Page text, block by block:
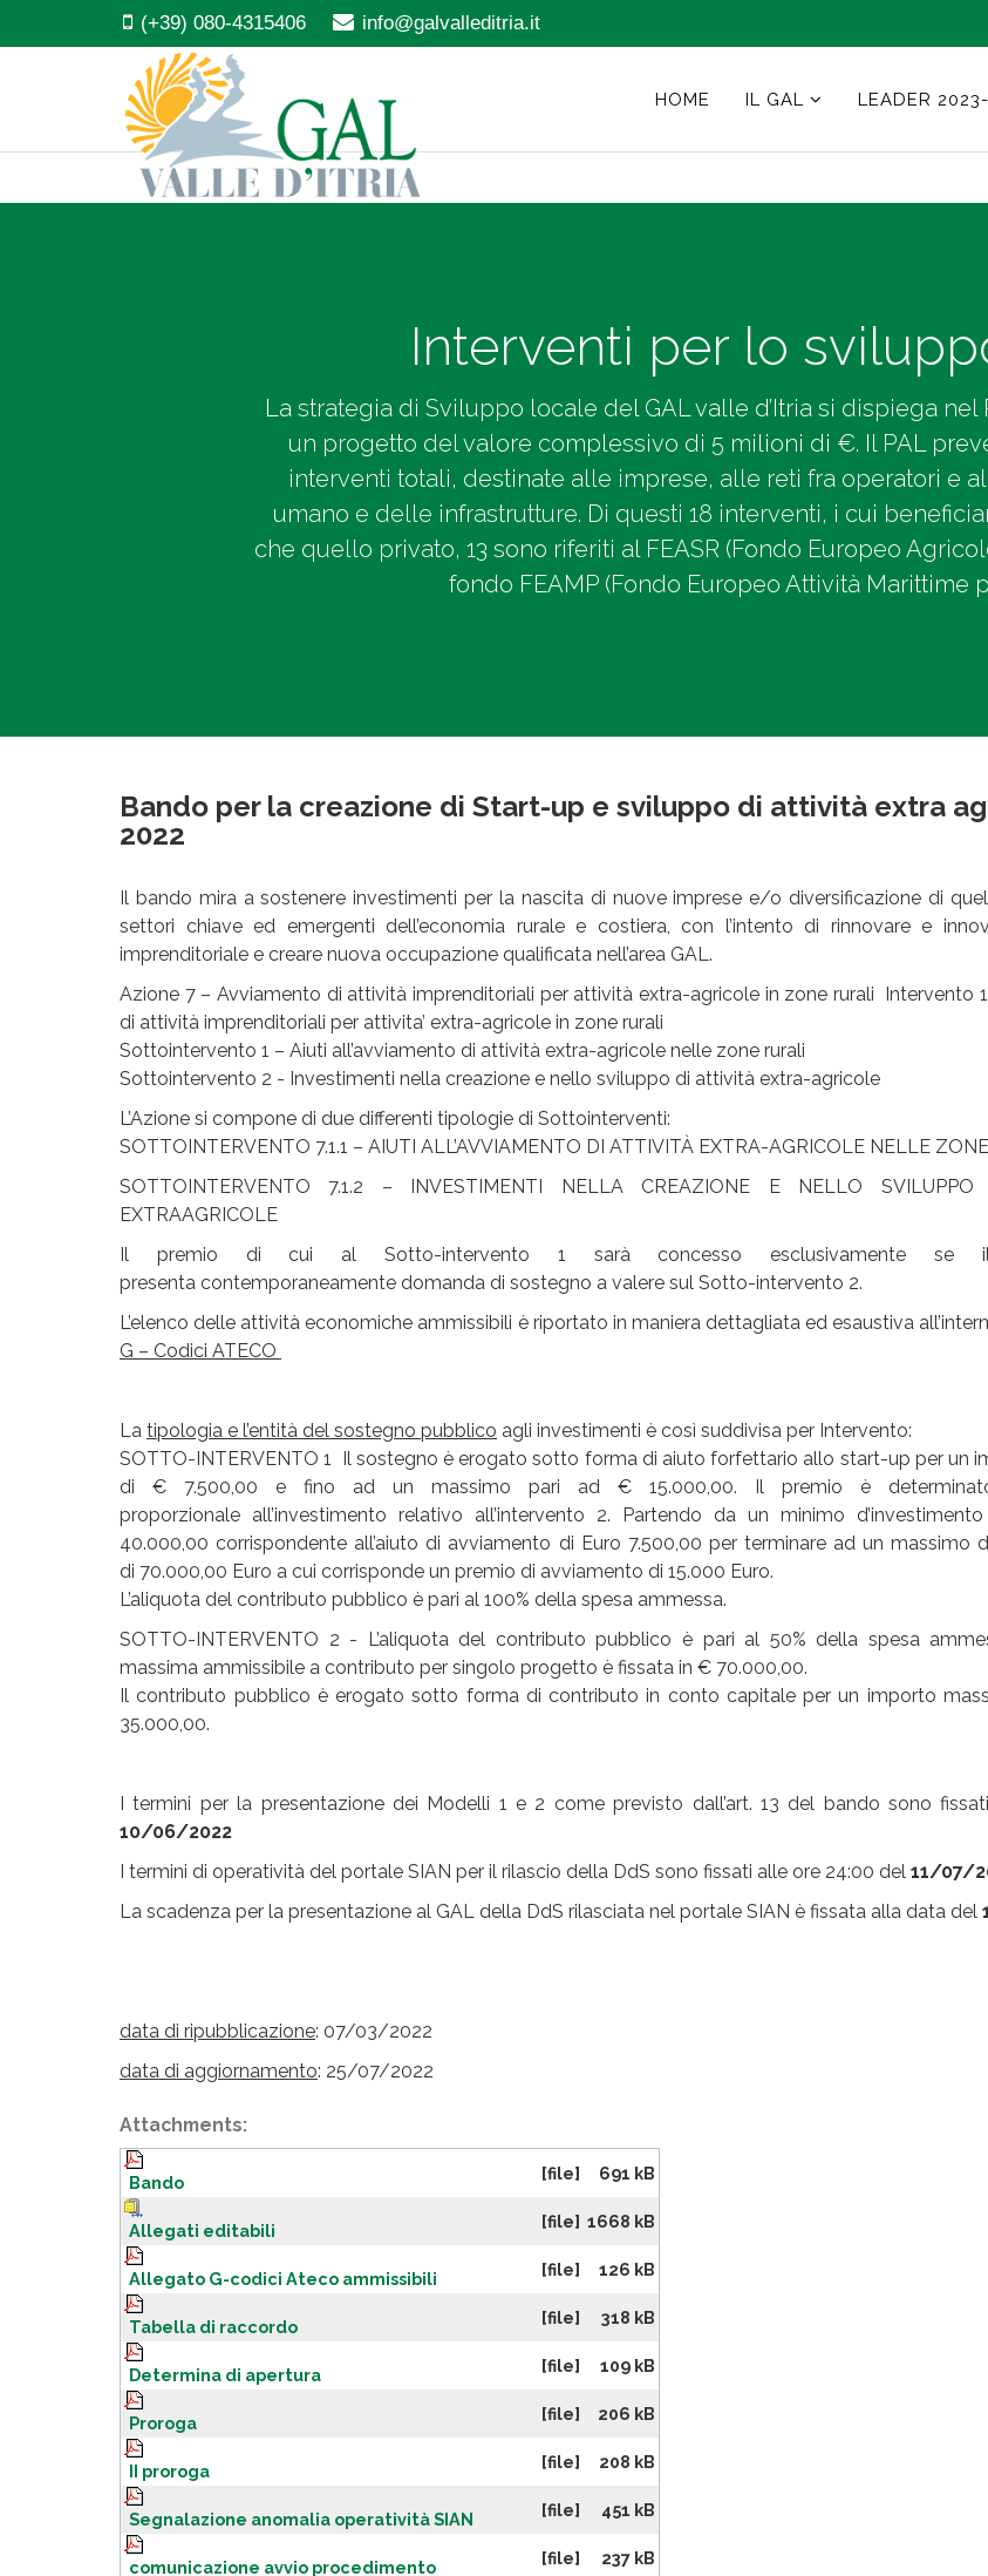
(+39) 080-4315406 info@galvalleditria.it
HOME IL GAL LEADER
Interventi per lo
La strategia di Sviluppo locale del GAL valle d’Itria si dispiega nel
un progetto del valore complessivo di 5 milioni di €. Il PAL
interventi totali, destinate alle imprese, alle reti fra operatori e
umano e delle infrastrutture. Di questi 18 interventi, i cui
che quello privato, 13 sono riferiti al FEASR (Fondo Europeo
fondo FEAMP (Fondo Europeo Attività Marittime
Bando per la creazione di Start-up e sviluppo di attività extra
2022
Il bando mira a sostenere investimenti per la nascita di nuove imprese e/o diversificazione di
settori chiave ed emergenti dell’economia rurale e costiera, con l’intento di rinnovare e
imprenditoriale e creare nuova occupazione qualificata nell’area GAL.
Azione 7 – Avviamento di attività imprenditoriali per attività extra-agricole in zone rurali Intervento
di attività imprenditoriali per attivita’ extra-agricole in zone rurali
Sottointervento 1 – Aiuti all’avviamento di attività extra-agricole nelle zone rurali
Sottointervento 2 - Investimenti nella creazione e nello sviluppo di attività extra-agricole
L’Azione si compone di due differenti tipologie di Sottointerventi:
SOTTOINTERVENTO 7.1.1 – AIUTI ALL’AVVIAMENTO DI ATTIVITÀ EXTRA-AGRICOLE NELLE
SOTTOINTERVENTO 7.1.2 – INVESTIMENTI NELLA CREAZIONE E NELLO
EXTRAAGRICOLE
Il premio di cui al Sotto-intervento 1 sarà concesso esclusivamente se il
presenta contemporaneamente domanda di sostegno a valere sul Sotto-intervento 2.
L’elenco delle attività economiche ammissibili è riportato in maniera dettagliata ed esaustiva
G – Codici ATECO
La tipologia e l’entità del sostegno pubblico agli investimenti è così suddivisa per Intervento:
SOTTO-INTERVENTO 1 Il sostegno è erogato sotto forma di aiuto forfettario allo start-up per un
di € 7.500,00 e fino ad un massimo pari ad € 15.000,00. Il premio è
proporzionale all’investimento relativo all’intervento 2. Partendo da un minimo
40.000,00 corrispondente all’aiuto di avviamento di Euro 7.500,00 per terminare ad un massimo
di 70.000,00 Euro a cui corrisponde un premio di avviamento di 15.000 Euro.
L’aliquota del contributo pubblico è pari al 100% della spesa ammessa.
SOTTO-INTERVENTO 2 - L’aliquota del contributo pubblico è pari al 50% della spesa
massima ammissibile a contributo per singolo progetto è fissata in € 70.000,00.
Il contributo pubblico è erogato sotto forma di contributo in conto capitale per un importo
35.000,00.
I termini per la presentazione dei Modelli 1 e 2 come previsto dall’art. 13 del bando sono
10/06/2022
I termini di operatività del portale SIAN per il rilascio della DdS sono fissati alle ore 24:00 del 11/07/
La scadenza per la presentazione al GAL della DdS rilasciata nel portale SIAN è fissata alla data del
data di ripubblicazione: 07/03/2022
data di aggiornamento: 25/07/2022
Attachments:
Bando [file] 691 kB
Allegati editabili [file] 1668 kB
Allegato G-codici Ateco ammissibili [file] 126 kB
Tabella di raccordo [file] 318 kB
Determina di apertura [file] 109 kB
Proroga [file] 206 kB
II proroga [file] 208 kB
Segnalazione anomalia operatività SIAN [file] 451 kB
comunicazione avvio procedimento [file] 237 kB